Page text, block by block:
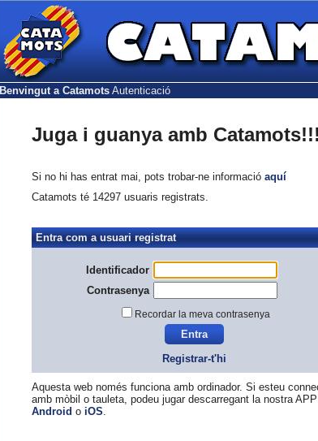
Benvingut a Catamots Autenticació
Juga i guanya amb Catamots!!!
Si no hi has entrat mai, pots trobar-ne informació aquí
Catamots té 14297 usuaris registrats.
Entra com a usuari registrat
Identificador
Contrasenya
Recordar la meva contrasenya
Registrar-t'hi
Aquesta web només funciona amb ordinador. Si esteu
amb mòbil o tauleta, podeu jugar descarregant la nostra
Android o iOS.